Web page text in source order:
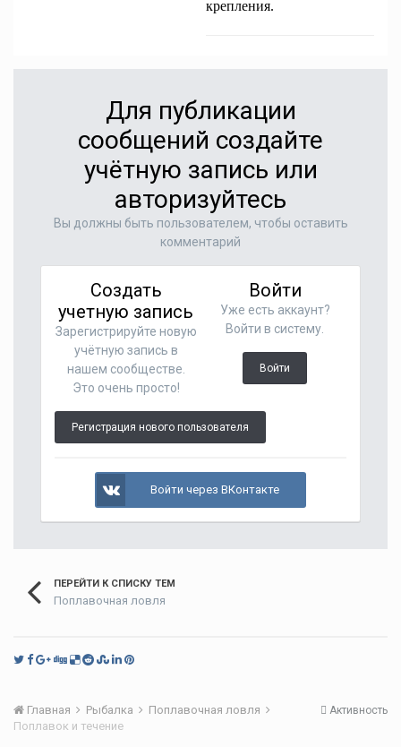
крепления.
Для публикации
сообщений создайте
учётную запись или
авторизуйтесь
Вы должны быть пользователем, чтобы оставить
комментарий
Создать
учетную запись
Зарегистрируйте новую
учётную запись в
нашем сообществе.
Это очень просто!
Регистрация нового пользователя
Войти
Уже есть аккаунт?
Войти в систему.
Войти
Войти через ВКонтакте
ПЕРЕЙТИ К СПИСКУ ТЕМ
Поплавочная ловля
Активность
Главная Рыбалка
Поплавочная ловля
Поплавок и течение